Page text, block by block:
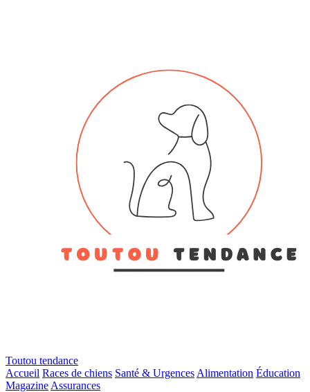
Toutou tendance
Accueil Races de chiens Santé & Urgences Alimentation Éducation
Magazine Assurances